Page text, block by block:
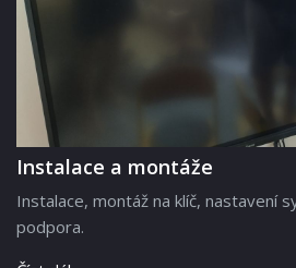
Instalace a montáže
Instalace, montáž na klíč, nastavení
podpora.